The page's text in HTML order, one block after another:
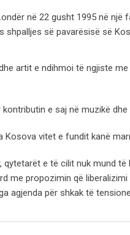
në 22 gusht 1995 në
së pavarësisë së
artit e ndihmoi të ngjiste
e saj në muzikë
vitet e fundit kanë
e të cilit nuk mund
me propozimin që
agjenda për shkak të